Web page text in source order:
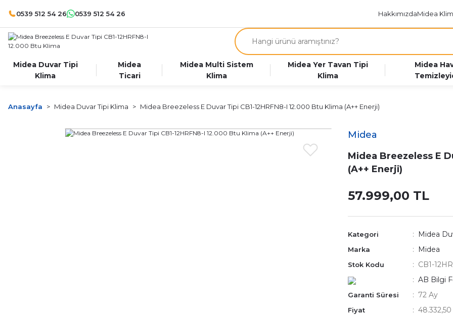
0539 512 54 26 0539 512 54 26 HakkımızdaMidea
Midea Duvar Tipi
Klima
Midea
Ticari
Midea Multi Sistem
Klima
Midea Yer Tavan Tipi
Klima
Midea
Anasayfa Midea Duvar Tipi Klima Midea Breezeless E Duvar Tipi CB1-12HRFN8-I 12.000 Btu Klima (A++ Enerji)
Midea
Midea Breezeless E
(A++ Enerji)
57.999,00 TL
Kategori Midea
Marka Midea
Stok Kodu
CB1-
AB Bilgi
Garanti Süresi 72 Ay
Fiyat